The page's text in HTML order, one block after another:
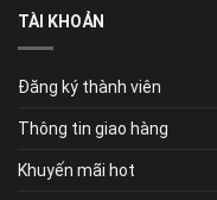
TÀI KHOẢN
Đăng ký thành viên
Thông tin giao hàng
Khuyến mãi hot